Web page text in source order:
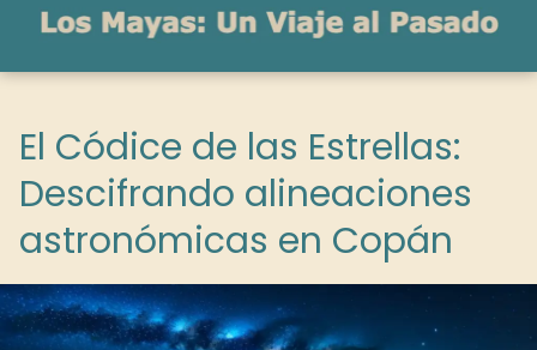
El Códice de las Estrellas:
Descifrando alineaciones
astronómicas en Copán